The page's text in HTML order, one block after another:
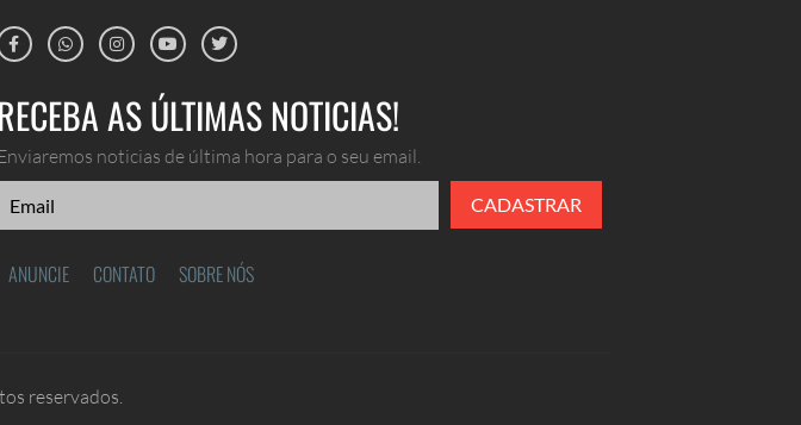
RECEBA AS ÚLTIMAS NOTICIAS!
noticias de última hora para o seu email.
CADASTRAR
ANUNCIE CONTATO SOBRE NÓS
reservados.